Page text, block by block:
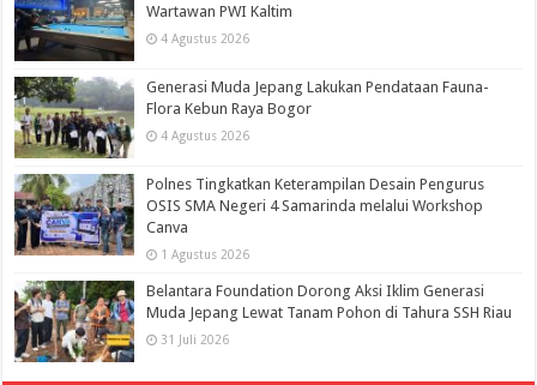
Wartawan PWI Kaltim
4 Agustus 2026
Generasi Muda Jepang Lakukan Pendataan Fauna-
Flora Kebun Raya Bogor
4 Agustus 2026
Polnes Tingkatkan Keterampilan Desain Pengurus
OSIS SMA Negeri 4 Samarinda melalui Workshop
Canva
1 Agustus 2026
Belantara Foundation Dorong Aksi Iklim Generasi
Muda Jepang Lewat Tanam Pohon di Tahura SSH Riau
31 Juli 2026